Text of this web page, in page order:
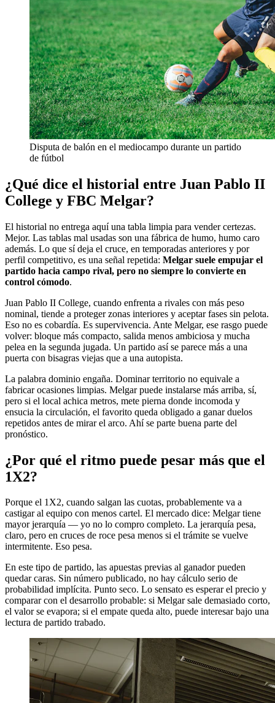
Disputa de balón en el mediocampo durante un partido
de fútbol
¿Qué dice el historial entre Juan Pablo II
College y FBC Melgar?
El historial no entrega aquí una tabla limpia para vender certezas.
Mejor. Las tablas mal usadas son una fábrica de humo, humo caro
además. Lo que sí deja el cruce, en temporadas anteriores y por
perfil competitivo, es una señal repetida: Melgar suele empujar el
partido hacia campo rival, pero no siempre lo convierte en
control cómodo.
Juan Pablo II College, cuando enfrenta a rivales con más peso
nominal, tiende a proteger zonas interiores y aceptar fases sin pelota.
Eso no es cobardía. Es supervivencia. Ante Melgar, ese rasgo puede
volver: bloque más compacto, salida menos ambiciosa y mucha
pelea en la segunda jugada. Un partido así se parece más a una
puerta con bisagras viejas que a una autopista.
La palabra dominio engaña. Dominar territorio no equivale a
fabricar ocasiones limpias. Melgar puede instalarse más arriba, sí,
pero si el local achica metros, mete pierna donde incomoda y
ensucia la circulación, el favorito queda obligado a ganar duelos
repetidos antes de mirar el arco. Ahí se parte buena parte del
pronóstico.
¿Por qué el ritmo puede pesar más que el
1X2?
Porque el 1X2, cuando salgan las cuotas, probablemente va a
castigar al equipo con menos cartel. El mercado dice: Melgar tiene
mayor jerarquía — yo no lo compro completo. La jerarquía pesa,
claro, pero en cruces de roce pesa menos si el trámite se vuelve
intermitente. Eso pesa.
En este tipo de partido, las apuestas previas al ganador pueden
quedar caras. Sin número publicado, no hay cálculo serio de
probabilidad implícita. Punto seco. Lo sensato es esperar el precio y
comparar con el desarrollo probable: si Melgar sale demasiado corto,
el valor se evapora; si el empate queda alto, puede interesar bajo una
lectura de partido trabado.